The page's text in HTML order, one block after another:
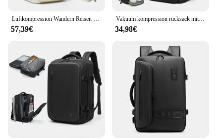
Luftkompression Wandern Reisen Vakuumrucksack, weiblicher Notebook-Rucksack Herrentasche Flugzeug-Reiserucksack Ryanair 40x20x25
57,39€
Vakuum kompression rucksack mit Vakuumpumpe erweiterbarer Reise rucksack für Männer Frauen Airline zugelassene Business-Tasche 60l
34,98€